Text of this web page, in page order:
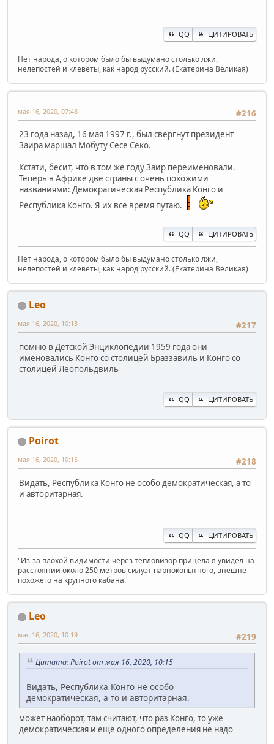
QQ ЦИТИРОВАТЬ
Нет народа, о котором было бы выдумано столько лжи,
нелепостей и клеветы, как народ русский. (Екатерина Великая)
#216
мая 16, 2020, 07:48
23 года назад, 16 мая 1997 г., был свергнут президент
Заира маршал Мобуту Сесе Секо.
Кстати, бесит, что в том же году Заир переименовали.
Теперь в Африке две страны с очень похожими
названиями: Демократическая Республика Конго и
Республика Конго. Я их всё время путаю.
QQ ЦИТИРОВАТЬ
Нет народа, о котором было бы выдумано столько лжи,
нелепостей и клеветы, как народ русский. (Екатерина Великая)
Leo
#217
мая 16, 2020, 10:13
помню в Детской Энциклопедии 1959 года они
именовались Конго со столицей Браззавиль и Конго со
столицей Леопольдвиль
QQ ЦИТИРОВАТЬ
Poirot
#218
мая 16, 2020, 10:15
Видать, Республика Конго не особо демократическая, а то
и авторитарная.
QQ ЦИТИРОВАТЬ
"Из-за плохой видимости через тепловизор прицела я увидел на
расстоянии около 250 метров силуэт парнокопытного, внешне
похожего на крупного кабана."
Leo
#219
мая 16, 2020, 10:19
Цитата: Poirot от мая 16, 2020, 10:15
Видать, Республика Конго не особо
демократическая, а то и авторитарная.
может наоборот, там считают, что раз Конго, то уже
демократическая и ещё одного определения не надо